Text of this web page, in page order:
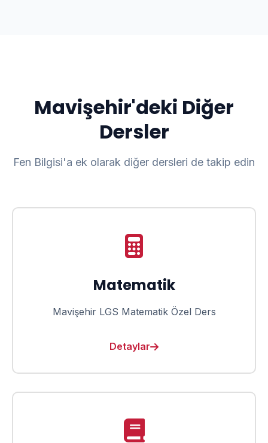
Mavişehir'deki Diğer
Dersler
Fen Bilgisi'a ek olarak diğer dersleri de takip edin
Matematik
Mavişehir LGS Matematik Özel Ders
Detaylar